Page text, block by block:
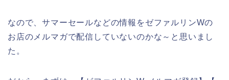
なので、サマーセールなどの情報をゼファルリンWの
お店のメルマガで配信していないのかな～と思いまし
た。